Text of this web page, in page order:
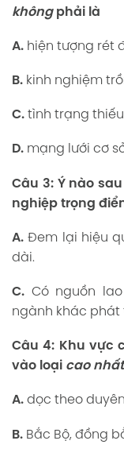
khôngphải là
A. hiện tượng rét
B. kinh nghiệm
C. tình trạng
D. mạng lưới cơ
Câu 3: Ý nào
nghiệp trọng
A.Đem lại hiệu
dài.
C. Có nguồn
ngành khác phát
Câu 4: Khu vực
vào loại cao nhất
A. dọc theo
B. Bắc Bộ, đồng